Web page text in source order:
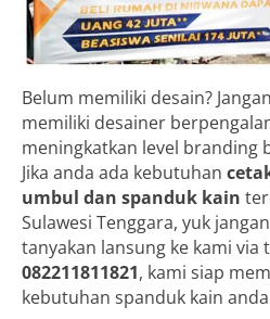
Belum memiliki desain?
memiliki desainer
meningkatkan level branding
Jika anda ada kebutuhan
umbul dan spanduk kain
Sulawesi Tenggara, yuk
tanyakan lansung ke kami via
082211811821, kami siap
kebutuhan spanduk kain